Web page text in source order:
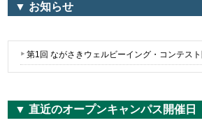
▼ お知らせ
第1回 ながさきウェルビーイング・コンテス
▼ 直近のオープンキャンパス開催日